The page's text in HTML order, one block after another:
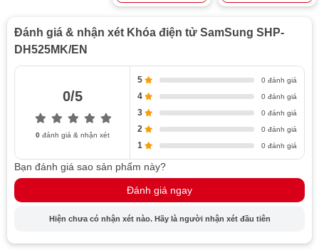
Đánh giá & nhận xét Khóa điện tử SamSung SHP-
DH525MK/EN
0/5
0đánh giá & nhận xét
5 0 đánh giá
4 0 đánh giá
3 0 đánh giá
2 0 đánh giá
1 0 đánh giá
Bạn đánh giá sao sản phẩm này?
Đánh giá ngay
Hiện chưa có nhận xét nào. Hãy là người nhận xét đầu tiên